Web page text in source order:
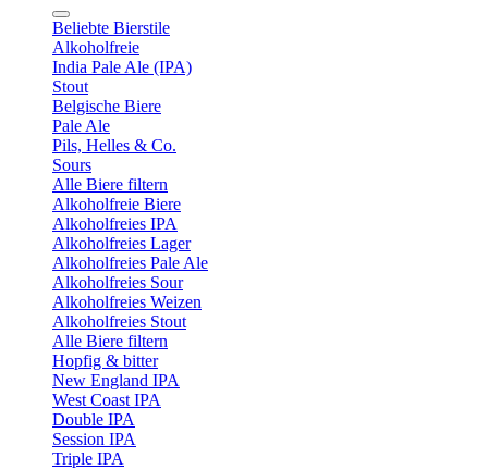
Beliebte Bierstile
Alkoholfreie
India Pale Ale (IPA)
Stout
Belgische Biere
Pale Ale
Pils, Helles & Co.
Sours
Alle Biere filtern
Alkoholfreie Biere
Alkoholfreies IPA
Alkoholfreies Lager
Alkoholfreies Pale Ale
Alkoholfreies Sour
Alkoholfreies Weizen
Alkoholfreies Stout
Alle Biere filtern
Hopfig & bitter
New England IPA
West Coast IPA
Double IPA
Session IPA
Triple IPA